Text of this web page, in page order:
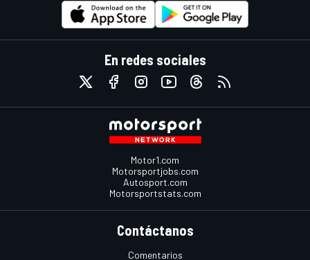
En redes sociales
Motor1.com
Motorsportjobs.com
Autosport.com
Motorsportstats.com
Contáctanos
Comentarios